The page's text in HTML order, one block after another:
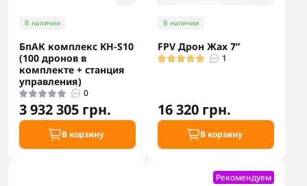
В наличии
БпАК комплекс KH-S10
(100 дронов в
комплекте + станция
управления)
0
3 932 305 грн.
В корзину
В наличии
FPV Дрон Жах 7”
1
16 320 грн.
В корзину
Рекомендуем